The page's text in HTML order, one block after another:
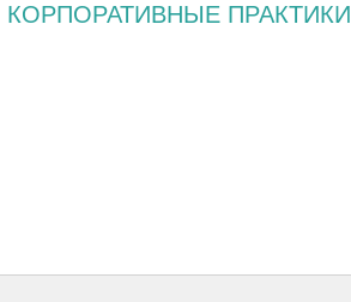
КОРПОРАТИВНЫЕ ПРАКТИКИ